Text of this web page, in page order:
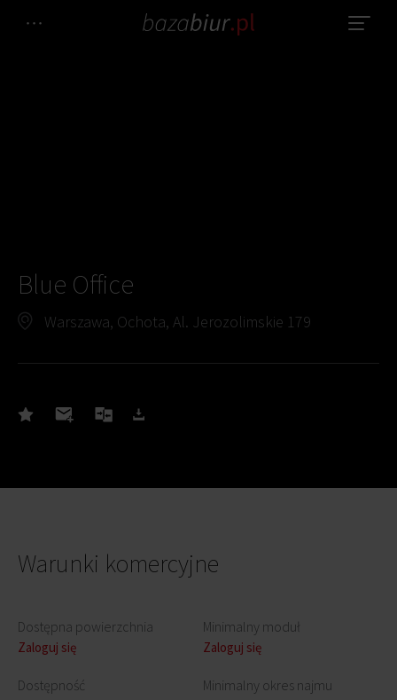
Blue Office
Warszawa, Ochota, Al. Jerozolimskie 179
Warunki komercyjne
Dostępna powierzchnia
Zaloguj się
Dostępność
Minimalny moduł
Zaloguj się
Minimalny okres najmu